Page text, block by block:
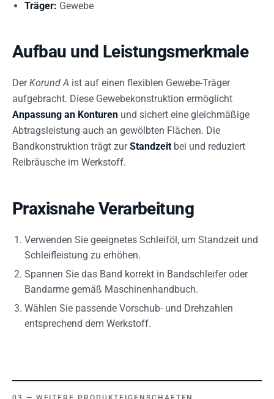
Träger: Gewebe
Aufbau und Leistungsmerkmale
DerKorund A ist auf einen flexiblen Gewebe-Träger
aufgebracht. Diese Gewebekonstruktion ermöglicht
Anpassung an Konturen und sichert eine gleichmäßige
Abtragsleistung auch an gewölbten Flächen. Die
Bandkonstruktion trägt zurStandzeit bei und reduziert
Reibräusche im Werkstoff.
Praxisnahe Verarbeitung
Verwenden Sie geeignetes Schleiföl, um Standzeit und
Schleifleistung zu erhöhen.
Spannen Sie das Band korrekt in Bandschleifer oder
Bandarme gemäß Maschinenhandbuch.
Wählen Sie passende Vorschub- und Drehzahlen
entsprechend dem Werkstoff.